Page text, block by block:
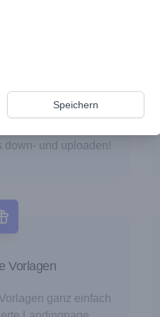
Designs mit
lästige Registrierung
down- und uploaden!
Vorlagen
ganz einfach
Speichern